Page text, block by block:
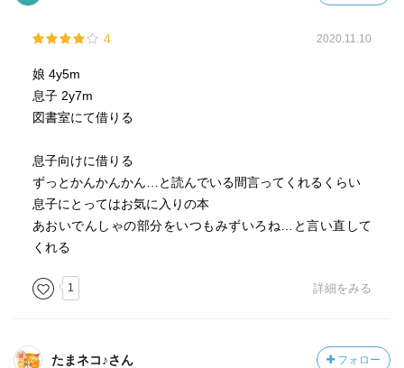
4 2020.11.10
娘 4y5m
息子 2y7m
図書室にて借りる
息子向けに借りる
ずっとかんかんかん…と読んでいる間言ってくれるくらい
息子にとってはお気に入りの本
あおいでんしゃの部分をいつもみずいろね…と言い直して
くれる
1 詳細をみる
たまネコ♪さん フォロー